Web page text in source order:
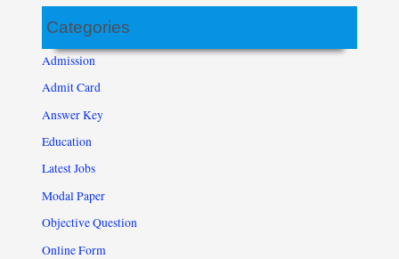
Categories
Admission
Admit Card
Answer Key
Education
Latest Jobs
Modal Paper
Objective Question
Online Form